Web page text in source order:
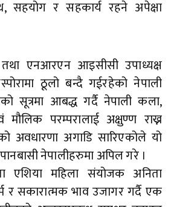
सहयोग र सहकार्य रहने अपेक्षा
तथा एनआरएन आइसीसी उपाध्यक्ष
ठूलो बन्दै गईरहेको नेपाली
सूत्रमा आबद्ध गर्दै नेपाली कला,
परम्परालाई अक्षुण्ण राख्न
अवधारणा अगाडि सारिएकोले यो
नेपालीहरुमा अपिल गरे ।
एशिया महिला संयोजक अनिता
र सकारात्मक भाव उजागर गर्दै एक